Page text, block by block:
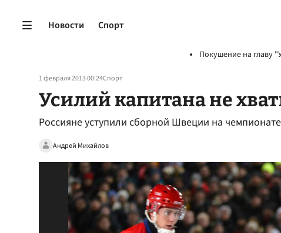
Новости Спорт
Покушение на главу
1 февраля 2013 00:24Спорт
Усилий капитана не
Россияне уступили сборной Швеции на
Андрей Михайлов